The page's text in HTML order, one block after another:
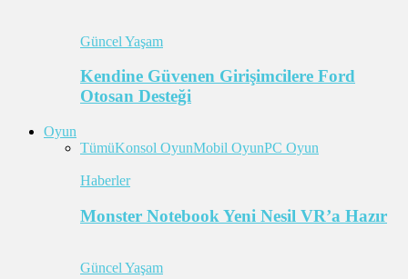
Güncel Yaşam
Kendine Güvenen Girişimcilere Ford
Otosan Desteği
Oyun
TümüKonsol OyunMobil OyunPC Oyun
Haberler
Monster Notebook Yeni Nesil VR’a Hazır
Güncel Yaşam